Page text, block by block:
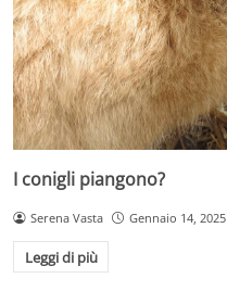
I conigli piangono?
Serena Vasta Gennaio 14, 2025
Leggi di più